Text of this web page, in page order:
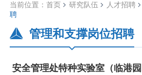
当前位置： 首页 研究队伍 人才招聘
聘
管理和支撑岗位招聘
安全管理处特种实验室（临港